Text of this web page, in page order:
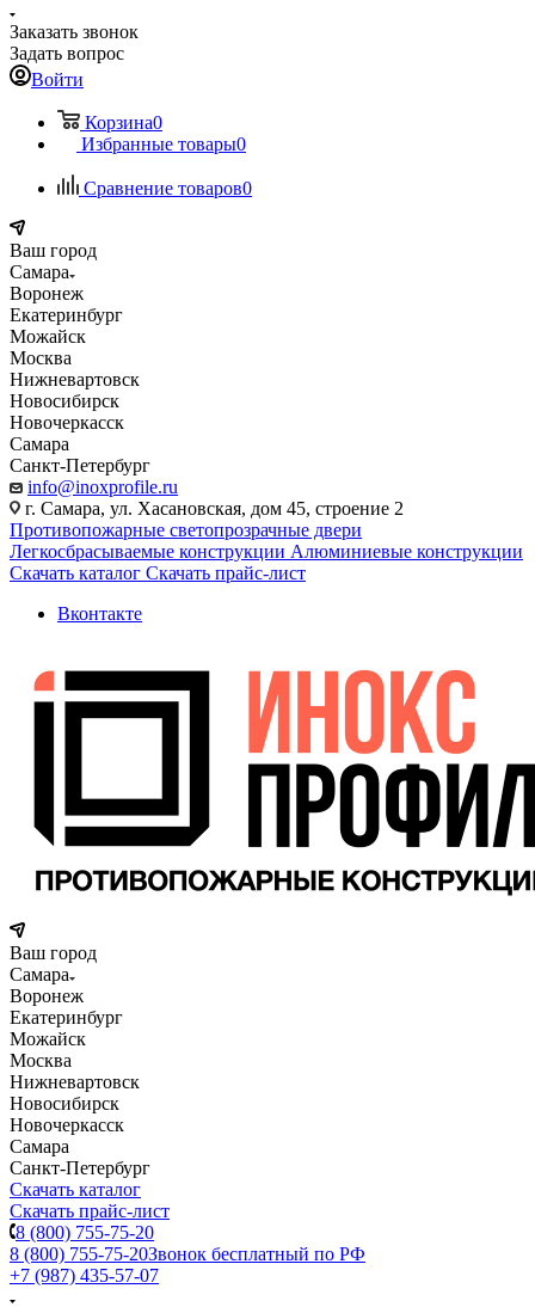
Заказать звонок
Задать вопрос
Войти
Корзина0
Избранные товары0
Сравнение товаров0
Ваш город
Самара
Воронеж
Екатеринбург
Можайск
Москва
Нижневартовск
Новосибирск
Новочеркасск
Самара
Санкт-Петербург
info@inoxprofile.ru
г. Самара, ул. Хасановская, дом 45, строение 2
Противопожарные светопрозрачные двери
Легкосбрасываемые конструкции Алюминиевые конструкции
Скачать каталог Скачать прайс-лист
Вконтакте
Ваш город
Самара
Воронеж
Екатеринбург
Можайск
Москва
Нижневартовск
Новосибирск
Новочеркасск
Самара
Санкт-Петербург
Скачать каталог
Скачать прайс-лист
8 (800) 755-75-20
8 (800) 755-75-20Звонок бесплатный по РФ
+7 (987) 435-57-07